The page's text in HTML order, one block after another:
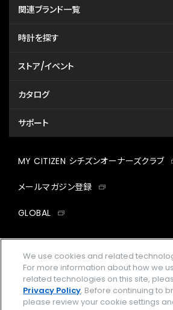
関連ブランド一覧
時計を探す
ストア/イベント
カタログ
サポート
MY CITIZEN シチズンオーナーズクラブ
メールマガジン登録
GLOBAL
企業情報 ご利用規
We use cookies and related
For more information about how we
related technologies on this site,
Privacy Policy. Before continuing to
please review your cookie settings